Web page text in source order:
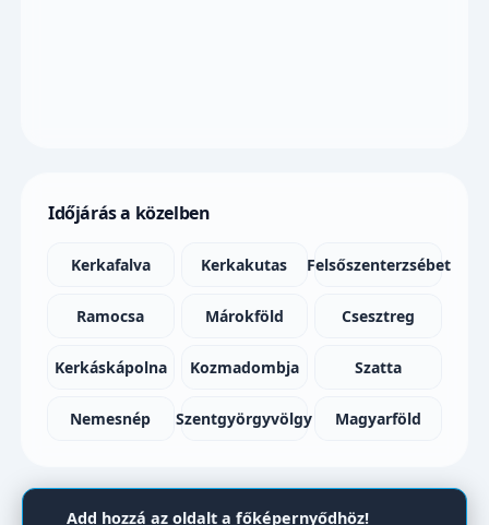
Időjárás a közelben
Kerkafalva Kerkakutas Felsőszenterzsébet
Ramocsa Márokföld Csesztreg
Kerkáskápolna Kozmadombja Szatta
Nemesnép Szentgyörgyvölgy Magyarföld
Add hozzá az oldalt a főképernyődhöz!